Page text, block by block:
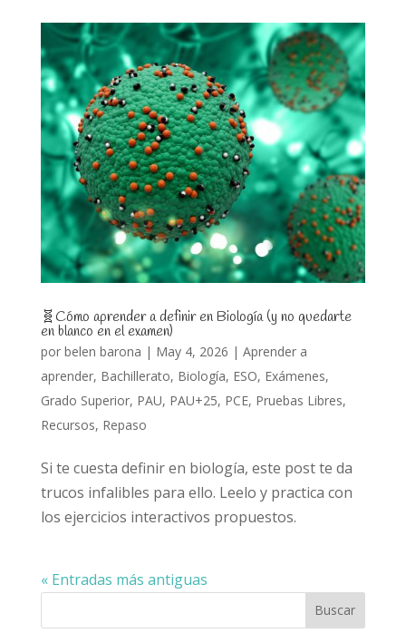
🧬Cómo aprender a definir en Biología (y no quedarte
en blanco en el examen)
por belen barona | May 4, 2026 | Aprender a
aprender, Bachillerato, Biología, ESO, Exámenes,
Grado Superior, PAU, PAU+25, PCE, Pruebas Libres,
Recursos, Repaso
Si te cuesta definir en biología, este post te da
trucos infalibles para ello. Leelo y practica con
los ejercicios interactivos propuestos.
« Entradas más antiguas
Buscar